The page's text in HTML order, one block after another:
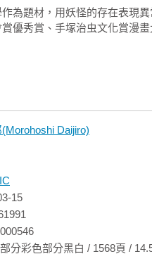
為題材，用妖怪的存在表現
優秀賞、手塚治虫文化賞漫
Daijiro)
15
/ 部分彩色部分黑白 / 1568